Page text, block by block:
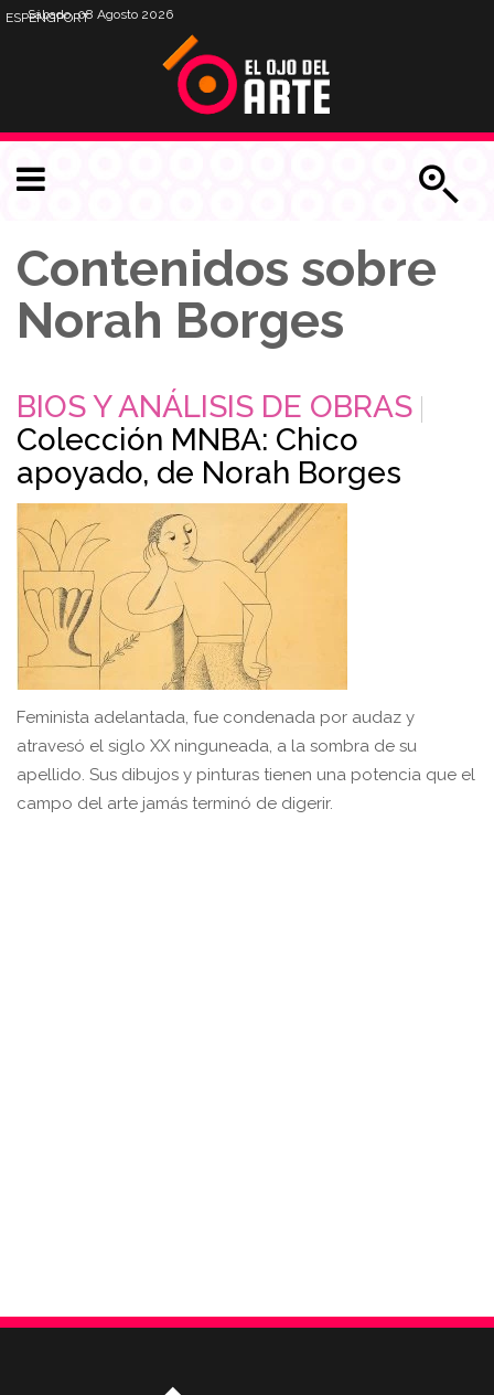
Sábado, 08 Agosto 2026
ESPENGPORT
Contenidos sobre
Norah Borges
BIOS Y ANÁLISIS DE OBRAS
Colección MNBA: Chico
apoyado, de Norah Borges
Feminista adelantada, fue condenada por audaz y
atravesó el siglo XX ninguneada, a la sombra de su
apellido. Sus dibujos y pinturas tienen una potencia que el
campo del arte jamás terminó de digerir.